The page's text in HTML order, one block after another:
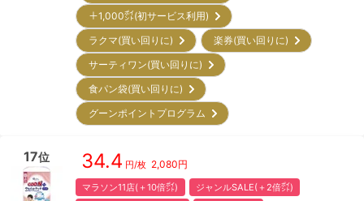
＋1,000㌽(初サービス利用)
ラクマ(買い回りに)
楽券(買い回りに)
サーティワン(買い回りに)
食パン袋(買い回りに)
グーンポイントプログラム
17位 34.4 円/枚 2,080円
マラソン11店(＋10倍㌽)
ジャンルSALE(＋2倍㌽)